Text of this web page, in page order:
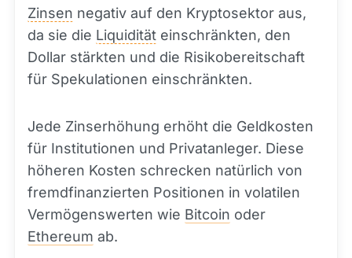
Zinsen negativ auf den Kryptosektor aus,
da sie die Liquidität einschränkten, den
Dollar stärkten und die Risikobereitschaft
für Spekulationen einschränkten.
Jede Zinserhöhung erhöht die Geldkosten
für Institutionen und Privatanleger. Diese
höheren Kosten schrecken natürlich von
fremdfinanzierten Positionen in volatilen
Vermögenswerten wie Bitcoin oder
Ethereum ab.